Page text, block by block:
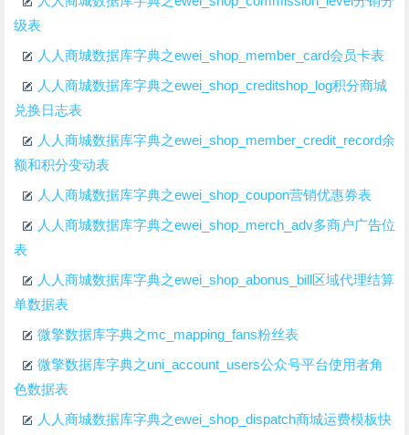
级表
人人商城数据库字典之ewei_shop_member_card会员卡表
人人商城数据库字典之ewei_shop_creditshop_log积分商城
兑换日志表
人人商城数据库字典之ewei_shop_member_credit_record余
额和积分变动表
人人商城数据库字典之ewei_shop_coupon营销优惠券表
人人商城数据库字典之ewei_shop_merch_adv多商户广告位
表
人人商城数据库字典之ewei_shop_abonus_bill区域代理结算
单数据表
微擎数据库字典之mc_mapping_fans粉丝表
微擎数据库字典之uni_account_users公众号平台使用者角
色数据表
人人商城数据库字典之ewei_shop_dispatch商城运费模板快